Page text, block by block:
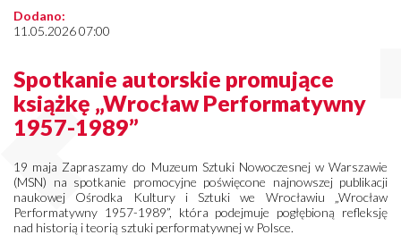
Dodano:
11.05.2026 07:00
Spotkanie autorskie promujące
książkę „Wrocław Performatywny
1957-1989”
19 maja Zapraszamy do Muzeum Sztuki Nowoczesnej w Warszawie
(MSN) na spotkanie promocyjne poświęcone najnowszej publikacji
naukowej Ośrodka Kultury i Sztuki we Wrocławiu „Wrocław
Performatywny 1957-1989”, która podejmuje pogłębioną refleksję
nad historią i teorią sztuki performatywnej w Polsce.